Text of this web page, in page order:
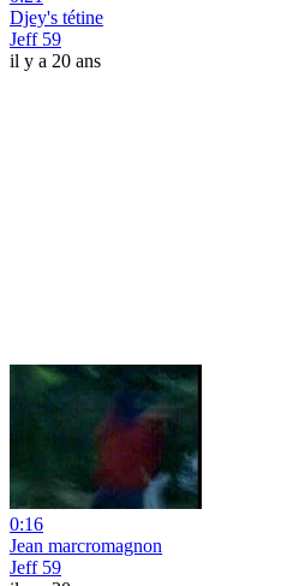
Djey's tétine
Jeff 59
il y a 20 ans
0:16
Jean marcromagnon
Jeff 59